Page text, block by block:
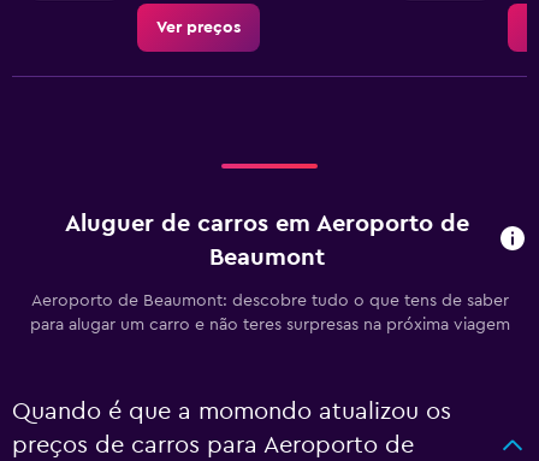
Ver preços
Aluguer de carros em Aeroporto de
Beaumont
Aeroporto de Beaumont: descobre tudo o que tens de saber
para alugar um carro e não teres surpresas na próxima viagem
Quando é que a momondo atualizou os
preços de carros para Aeroporto de